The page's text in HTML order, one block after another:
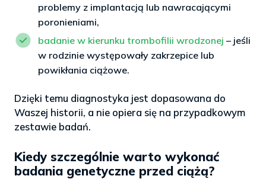
problemy z implantacją lub nawracającymi
poronieniami,
badanie w kierunku trombofilii wrodzonej – jeśli
w rodzinie występowały zakrzepice lub
powikłania ciążowe.
Dzięki temu diagnostyka jest dopasowana do
Waszej historii, a nie opiera się na przypadkowym
zestawie badań.
Kiedy szczególnie warto wykonać
badania genetyczne przed ciążą?